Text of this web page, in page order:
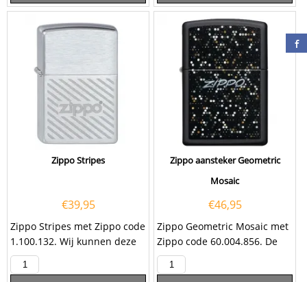
Zippo Stripes
€39,95
Zippo Stripes met Zippo code
1.100.132. Wij kunnen deze
Zippo aansteker ook voorzien
van een...
Zippo aansteker Geometric
Mosaic
€46,95
Zippo Geometric Mosaic met
Zippo code 60.004.856. De
benzine Zippo aansteker
heeft een mat...